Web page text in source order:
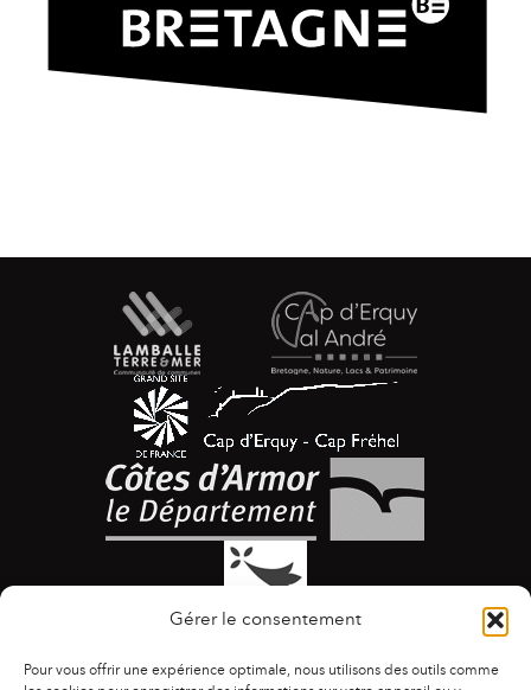
Gérer le consentement
Pour vous offrir une expérience optimale, nous utilisons des outils comme